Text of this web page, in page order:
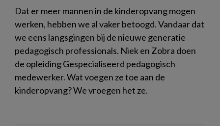
Dat er meer mannen in de kinderopvang mogen
werken, hebben we al vaker betoogd. Vandaar dat
we eens langsgingen bij de nieuwe generatie
pedagogisch professionals. Niek en Zobra doen
de opleiding Gespecialiseerd pedagogisch
medewerker. Wat voegen ze toe aan de
kinderopvang? We vroegen het ze.